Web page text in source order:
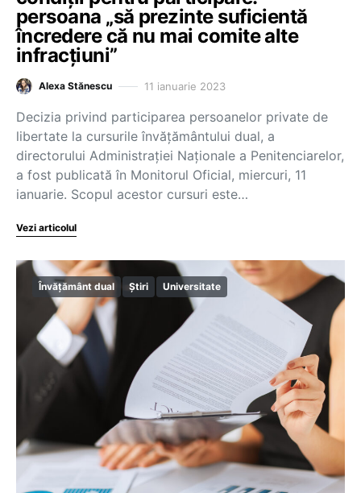
persoana „să prezinte suficientă
încredere că nu mai comite alte
infracțiuni”
Alexa Stănescu 11 ianuarie 2023
Decizia privind participarea persoanelor private de
libertate la cursurile învățământului dual, a
directorului Administrației Naționale a Penitenciarelor,
a fost publicată în Monitorul Oficial, miercuri, 11
ianuarie. Scopul acestor cursuri este…
Vezi articolul
Învățământ dual Știri Universitate